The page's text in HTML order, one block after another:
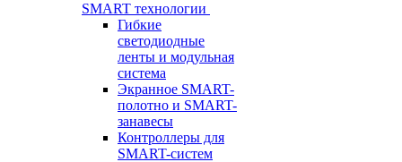
SMART технологии
Гибкие
светодиодные
ленты и модульная
система
Экранное SMART-
полотно и SMART-
занавесы
Контроллеры для
SMART-систем